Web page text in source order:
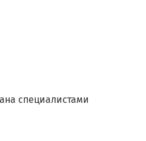
специалистами